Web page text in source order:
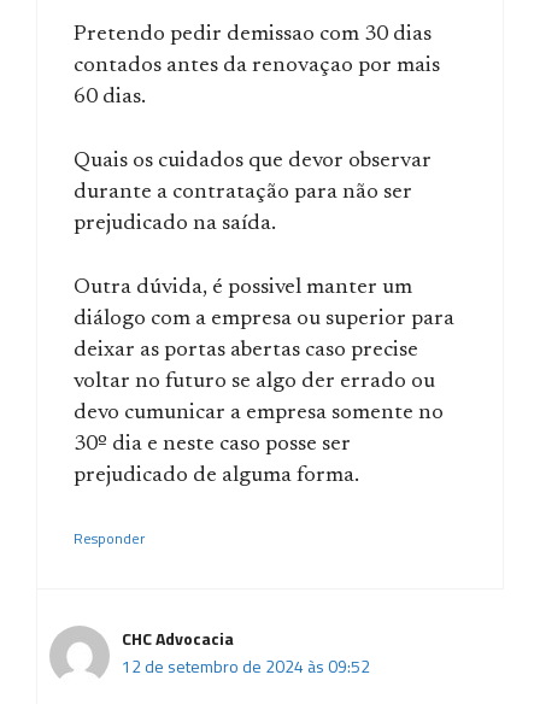
Pretendo pedir demissao com 30 dias
contados antes da renovaçao por mais
60 dias.
Quais os cuidados que devor observar
durante a contratação para não ser
prejudicado na saída.
Outra dúvida, é possivel manter um
diálogo com a empresa ou superior para
deixar as portas abertas caso precise
voltar no futuro se algo der errado ou
devo cumunicar a empresa somente no
30º dia e neste caso posse ser
prejudicado de alguma forma.
Responder
CHC Advocacia
12 de setembro de 2024 às 09:52